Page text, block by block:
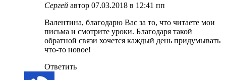
Сергей автор 07.03.2018 в 12:41 пп
Валентина, благодарю Вас за то, что читаете мои
письма и смотрите уроки. Благодаря такой
обратной связи хочется каждый день придумывать
что-то новое!
Ответить